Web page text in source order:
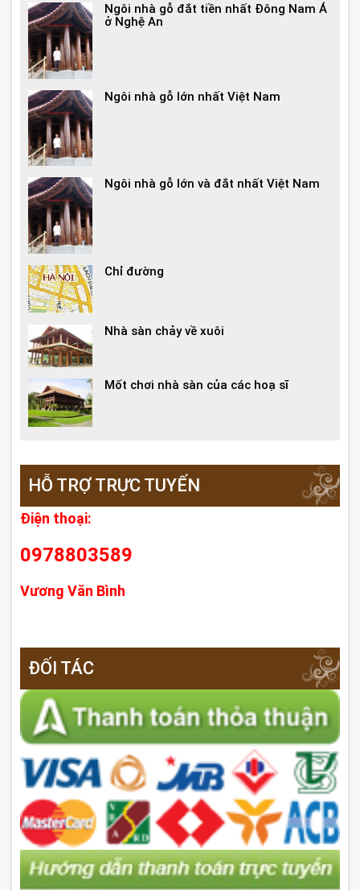
Ngôi nhà gỗ đắt tiền nhất Đông Nam Á
ở Nghệ An
Ngôi nhà gỗ lớn nhất Việt Nam
Ngôi nhà gỗ lớn và đắt nhất Việt Nam
Chỉ đường
Nhà sàn chảy về xuôi
Mốt chơi nhà sàn của các hoạ sĩ
HỖ TRỢ TRỰC TUYẾN
Điện thoại:
0978803589
Vương Văn Bình
ĐỐI TÁC